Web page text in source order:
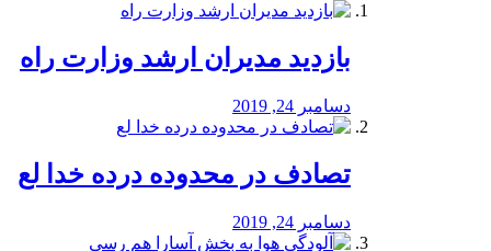
بازدید مدیران ارشد وزارت راه
دسامبر 24, 2019
تصادف در محدوده درده خدا لع
دسامبر 24, 2019